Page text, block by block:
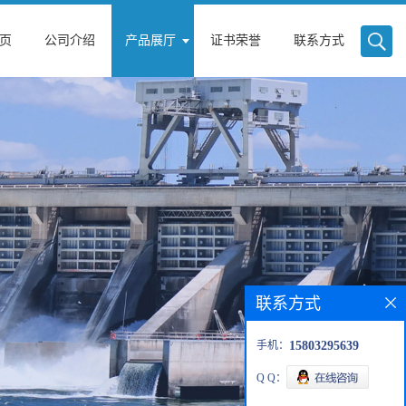
公司介绍 产品展厅 证书荣誉 联系方式
联系方式
手机： 15803295639
Q Q：